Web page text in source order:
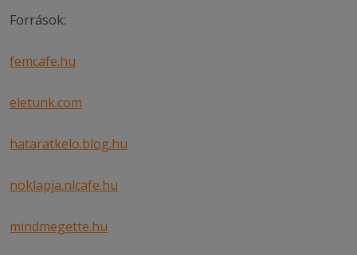
Források:
femcafe.hu
eletunk.com
hataratkelo.blog.hu
noklapja.nlcafe.hu
mindmegette.hu